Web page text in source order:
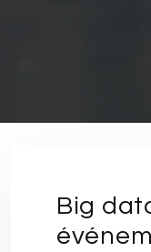
Big